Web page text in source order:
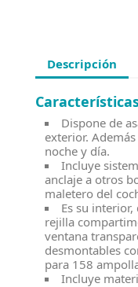
Descripción
Dispone de
exterior.
noche y día.
Incluye
anclaje a otros
maletero del
Es su
rejilla
ventana
desmontables
para 158
Incluye